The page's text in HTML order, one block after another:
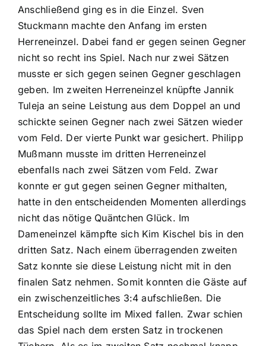
Anschließend ging es in die Einzel. Sven
Stuckmann machte den Anfang im ersten
Herreneinzel. Dabei fand er gegen seinen Gegner
nicht so recht ins Spiel. Nach nur zwei Sätzen
musste er sich gegen seinen Gegner geschlagen
geben. Im zweiten Herreneinzel knüpfte Jannik
Tuleja an seine Leistung aus dem Doppel an und
schickte seinen Gegner nach zwei Sätzen wieder
vom Feld. Der vierte Punkt war gesichert. Philipp
Mußmann musste im dritten Herreneinzel
ebenfalls nach zwei Sätzen vom Feld. Zwar
konnte er gut gegen seinen Gegner mithalten,
hatte in den entscheidenden Momenten allerdings
nicht das nötige Quäntchen Glück. Im
Dameneinzel kämpfte sich Kim Kischel bis in den
dritten Satz. Nach einem überragenden zweiten
Satz konnte sie diese Leistung nicht mit in den
finalen Satz nehmen. Somit konnten die Gäste auf
ein zwischenzeitliches 3:4 aufschließen. Die
Entscheidung sollte im Mixed fallen. Zwar schien
das Spiel nach dem ersten Satz in trockenen